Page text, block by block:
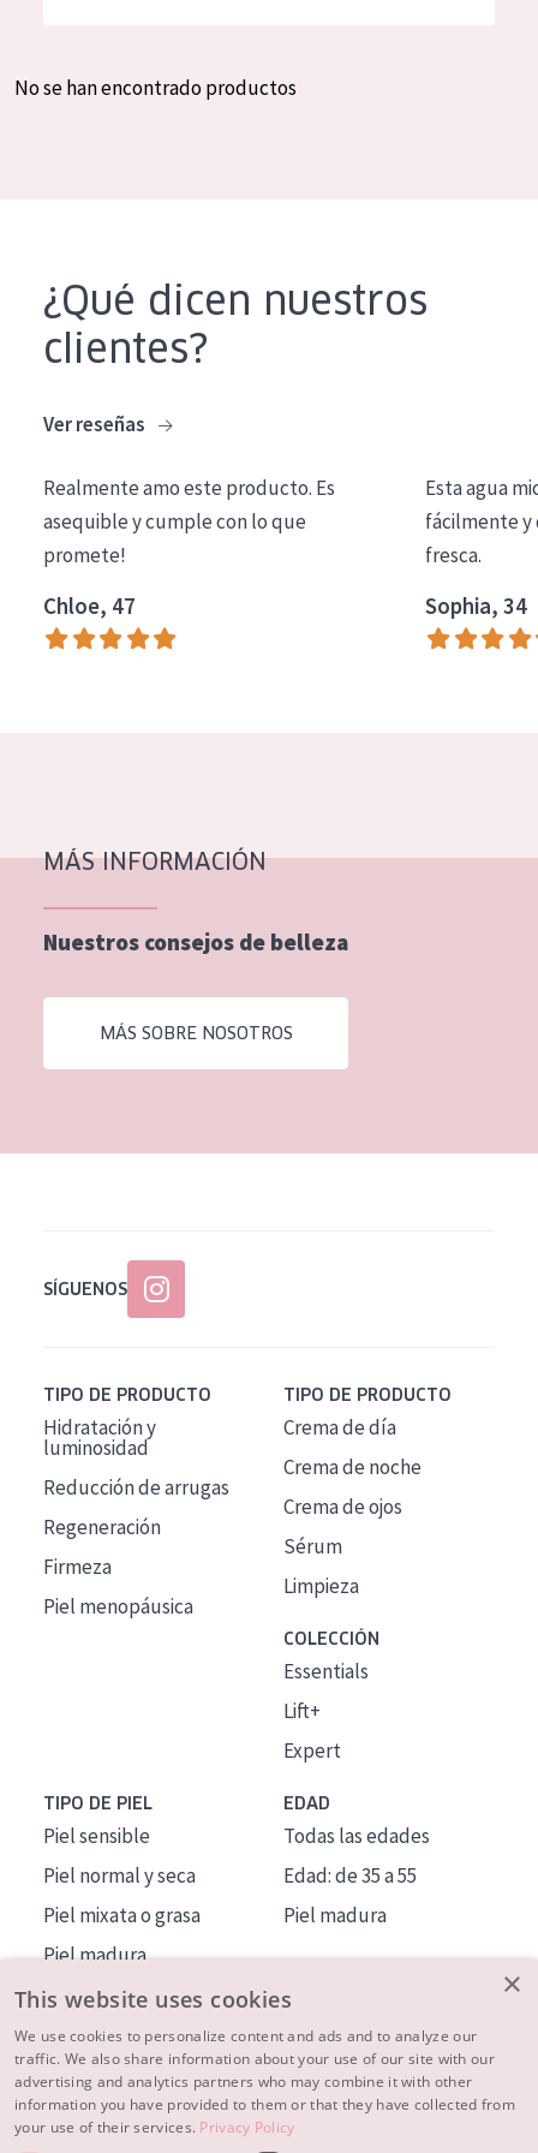
Crema de día
Crema de noche
Limpieza
COLECCIÓN
Essentials
Lift+
Piel normal y seca
Piel mixata o grasa
Piel madura
Piel expuesta al sol
Piel menopáusica
Todas las edades
Spanish
No se han encontrado productos
¿Qué dicen nuestros
clientes?
Ver reseñas
Realmente amo este producto. Es
asequible y cumple con lo que
promete!
Chloe, 47
Esta agua
fácilmente y
fresca.
Sophia, 34
MÁS INFORMACIÓN
Nuestros consejos de belleza
MÁS SOBRE NOSOTROS
SÍGUENOS
TIPO DE PRODUCTO
Hidratación y
luminosidad
Reducción de arrugas
Regeneración
Firmeza
Piel menopáusica
TIPO DE PRODUCTO
Crema de día
Crema de noche
Crema de ojos
Sérum
Limpieza
COLECCIÓN
Essentials
Lift+
Expert
TIPO DE PIEL
Piel sensible
Piel normal y seca
Piel mixata o grasa
Piel madura
Piel expuesta al sol
Piel menopáusica
EDAD
Todas las edades
Edad: de 35 a 55
Piel madura
MÁS SOBRE NOSOTROS
INSPIRACIÓN
×
This website uses cookies
We use cookies to personalize content and ads and to analyze our
traffic. We also share information about your use of our site with our
advertising and analytics partners who may combine it with other
information you have provided to them or that they have collected from
your use of their services. Privacy Policy